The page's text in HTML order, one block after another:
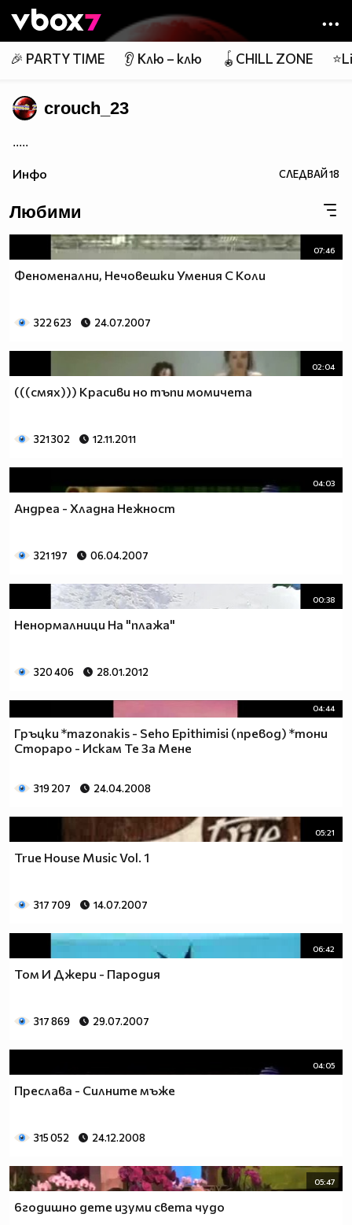
👾
🎉 PARTY TIME 👂 Клю – клю 🪀CHILL ZONE
crouch_23
.....
Инфо СЛЕДВАЙ18
Любими
07:46
Феноменални, Нечовешки Умения С Коли
322 623 24.07.2007
02:04
(((смях))) Красиви но тъпи момичета
321 302 12.11.2011
04:03
Андреа - Хладна Нежност
321 197 06.04.2007
00:38
Ненормалници На "плажа"
320 406 28.01.2012
04:44
Гръцки *mazonakis - Seho Epithimisi (превод) *тoни
Cтopapo - Искам Te 3a Mене
319 207 24.04.2008
05:21
True House Music Vol. 1
317 709 14.07.2007
06:42
Том И Джери - Пародия
317 869 29.07.2007
04:05
Преслава - Силните мъже
315 052 24.12.2008
05:47
6годишно дете изуми света чудо